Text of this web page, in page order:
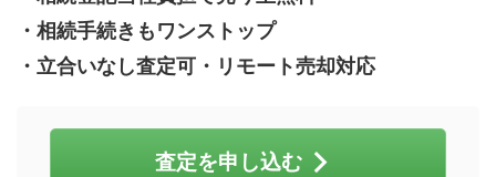
・相続手続きもワンストップ
・立合いなし査定可・リモート売却対応
査定を申し込む